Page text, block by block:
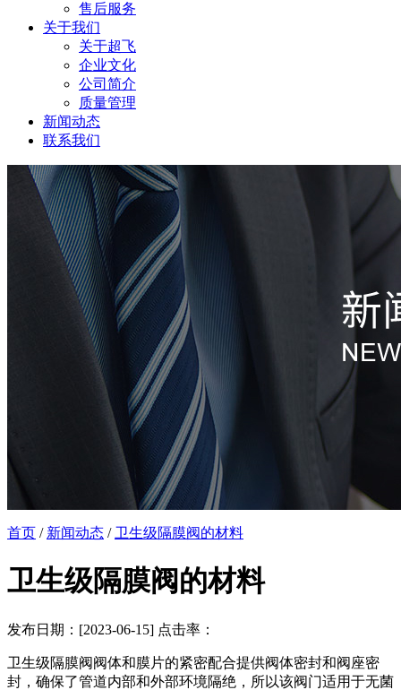
售后服务
关于我们
关于超飞
企业文化
公司简介
质量管理
新闻动态
联系我们
首页 / 新闻动态 / 卫生级隔膜阀的材料
卫生级隔膜阀的材料
发布日期：[2023-06-15] 点击率：
卫生级隔膜阀阀体和膜片的紧密配合提供阀体密封和阀座密
封，确保了管道内部和外部环境隔绝，所以该阀门适用于无菌